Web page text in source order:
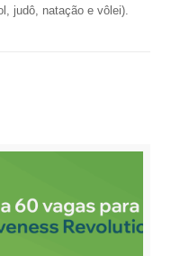
judô, natação e vôlei).